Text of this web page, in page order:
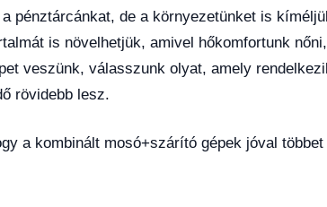
pénztárcánkat, de a környezetünket is
is növelhetjük, amivel hőkomfortunk
veszünk, válasszunk olyat, amely
rövidebb lesz.
a kombinált mosó+szárító gépek jóval